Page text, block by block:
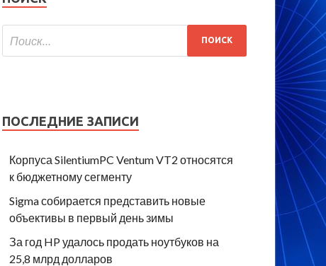
ПОСЛЕДНИЕ ЗАПИСИ
Корпуса SilentiumPC Ventum VT2 относятся
к бюджетному сегменту
Sigma собирается представить новые
объективы в первый день зимы
За год HP удалось продать ноутбуков на
25,8 млрд долларов